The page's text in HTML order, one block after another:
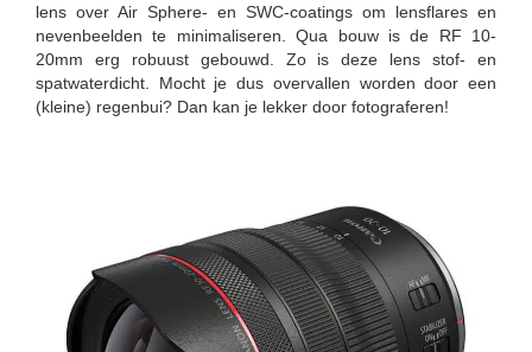
lens over Air Sphere- en SWC-coatings om lensflares en
nevenbeelden te minimaliseren. Qua bouw is de RF 10-
20mm erg robuust gebouwd. Zo is deze lens stof- en
spatwaterdicht. Mocht je dus overvallen worden door een
(kleine) regenbui? Dan kan je lekker door fotograferen!